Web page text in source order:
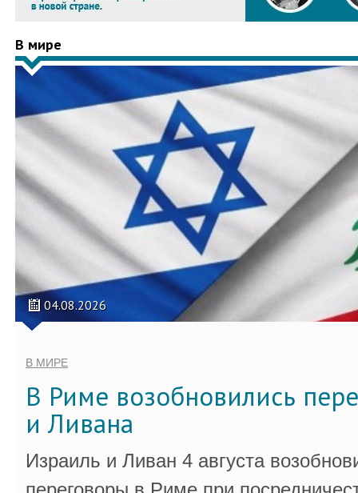
В мире
04.08.2026
В МИРЕ
В Риме возобновились
и Ливана
Израиль и Ливан 4 августа